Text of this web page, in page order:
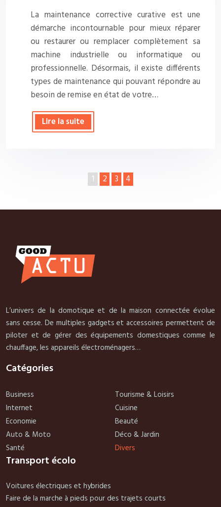
La maintenance corrective curative est une
démarche incontournable pour mieux réparer
ou restaurer ou remplacer complètement sa
machine industrielle ou informatique ou
professionnelle. Désormais, il existe différents
types de maintenance qui pouvant répondre au
besoin de remise en état de votre…
Lire la suite
1 2 3 4
L’univers de la domotique et de la maison connectée évolue
sans cesse. De multiples gadgets et accessoires permettent de
piloter et de gérer des équipements domestiques comme le
chauffage, les appareils électroménagers…
Catégories
Business
Internet
Economie
Auto & Moto
Santé
Tourisme & Loisirs
Cuisine
Beauté
Déco & Jardin
Divers
Transport écolo
Voitures électriques et hybrides
Faire de la marche à pieds pour des trajets courts